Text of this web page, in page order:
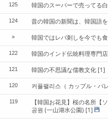
125 韓国のスーパーで売ってる
124 昔の韓国の新聞は、韓国語
» 韓国ではレバ刺しを今でも
122 韓国のインド伝統料理専門
121 韓国の不思議な儒教文化 [1]
120 커플팰리스（ カップル・パ
119
【韓国お花見】桜の名所【
공원 (一山湖水公園) [1]